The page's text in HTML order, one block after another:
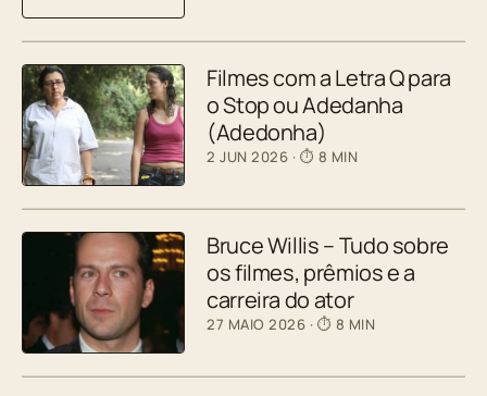
Filmes com a Letra Q para
o Stop ou Adedanha
(Adedonha)
2 JUN 2026 · ⏱ 8 MIN
Bruce Willis – Tudo sobre
os filmes, prêmios e a
carreira do ator
27 MAIO 2026 · ⏱ 8 MIN